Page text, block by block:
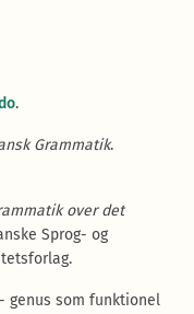
.
Grammatik.
over det
Sprog- og
genus som funktionel